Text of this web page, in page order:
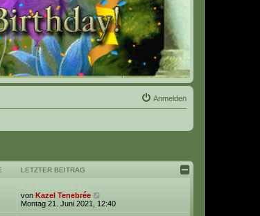
Anmelden
LETZTER BEITRAG
von Kazel Tenebrée
e
u
Montag 21. Juni 2021, 12:40